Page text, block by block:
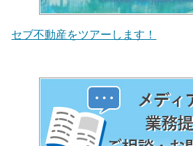
セブ不動産をツアーします！